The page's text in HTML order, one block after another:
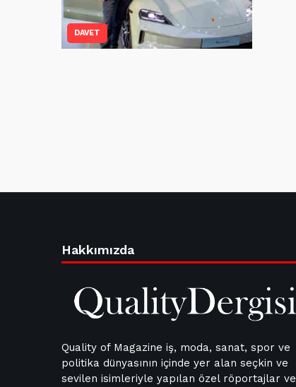
DAVET
Hakkımızda
Quality of Magazine iş, moda, sanat, spor ve
politika dünyasının içinde yer alan seçkin ve
sevilen isimleriyle yapılan özel röportajlar ve